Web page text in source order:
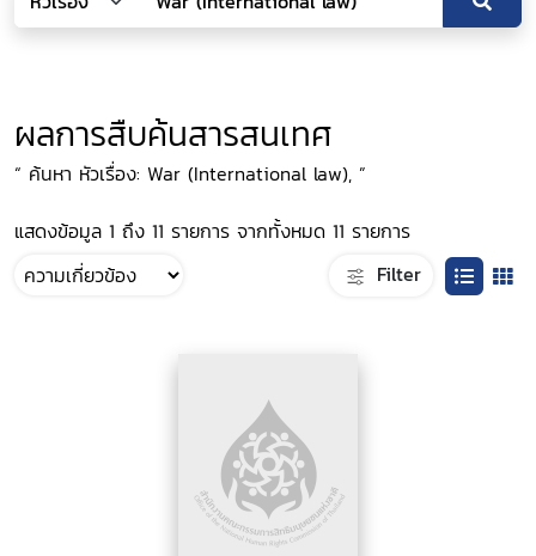
ผลการสืบค้นสารสนเทศ
“ ค้นหา หัวเรื่อง: War (International law), ”
แสดงข้อมูล 1 ถึง 11 รายการ จากทั้งหมด 11 รายการ
Filter